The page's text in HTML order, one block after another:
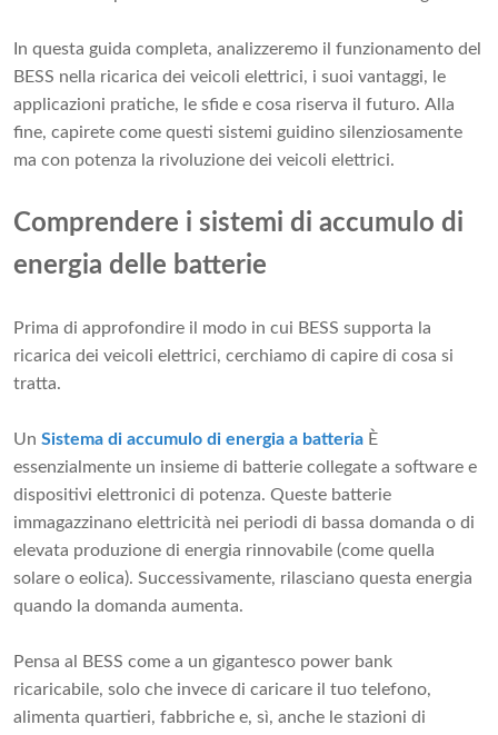
In questa guida completa, analizzeremo il funzionamento del
BESS nella ricarica dei veicoli elettrici, i suoi vantaggi, le
applicazioni pratiche, le sfide e cosa riserva il futuro. Alla
fine, capirete come questi sistemi guidino silenziosamente
ma con potenza la rivoluzione dei veicoli elettrici.
Comprendere i sistemi di accumulo di
energia delle batterie
Prima di approfondire il modo in cui BESS supporta la
ricarica dei veicoli elettrici, cerchiamo di capire di cosa si
tratta.
Un Sistema di accumulo di energia a batteria È
essenzialmente un insieme di batterie collegate a software e
dispositivi elettronici di potenza. Queste batterie
immagazzinano elettricità nei periodi di bassa domanda o di
elevata produzione di energia rinnovabile (come quella
solare o eolica). Successivamente, rilasciano questa energia
quando la domanda aumenta.
Pensa al BESS come a un gigantesco power bank
ricaricabile, solo che invece di caricare il tuo telefono,
alimenta quartieri, fabbriche e, sì, anche le stazioni di